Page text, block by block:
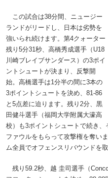
この試合は38分間、ニュージー
ランドがリードし、日本は劣勢を
強いられ続けます。第4クォーター
残り5分31秒、高橋秀成選手（U18
川崎ブレイブサンダース）の3ポイ
ントシュートが決まり、反撃開
始。高橋選手は1分半の間に3本の
3ポイントシュートを決め、81-86
と5点差に迫ります。残り2分、黒
田健斗選手（福岡大学附属大濠高
校）も3ポイントシュートで続き
ファウルをもらって攻撃権を奪い
ム全員でオフェンスリバウンドを
残り59.2秒、越 圭司選手（